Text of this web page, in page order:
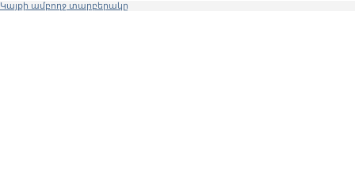
Կայքի ամբողջ տարբերակը